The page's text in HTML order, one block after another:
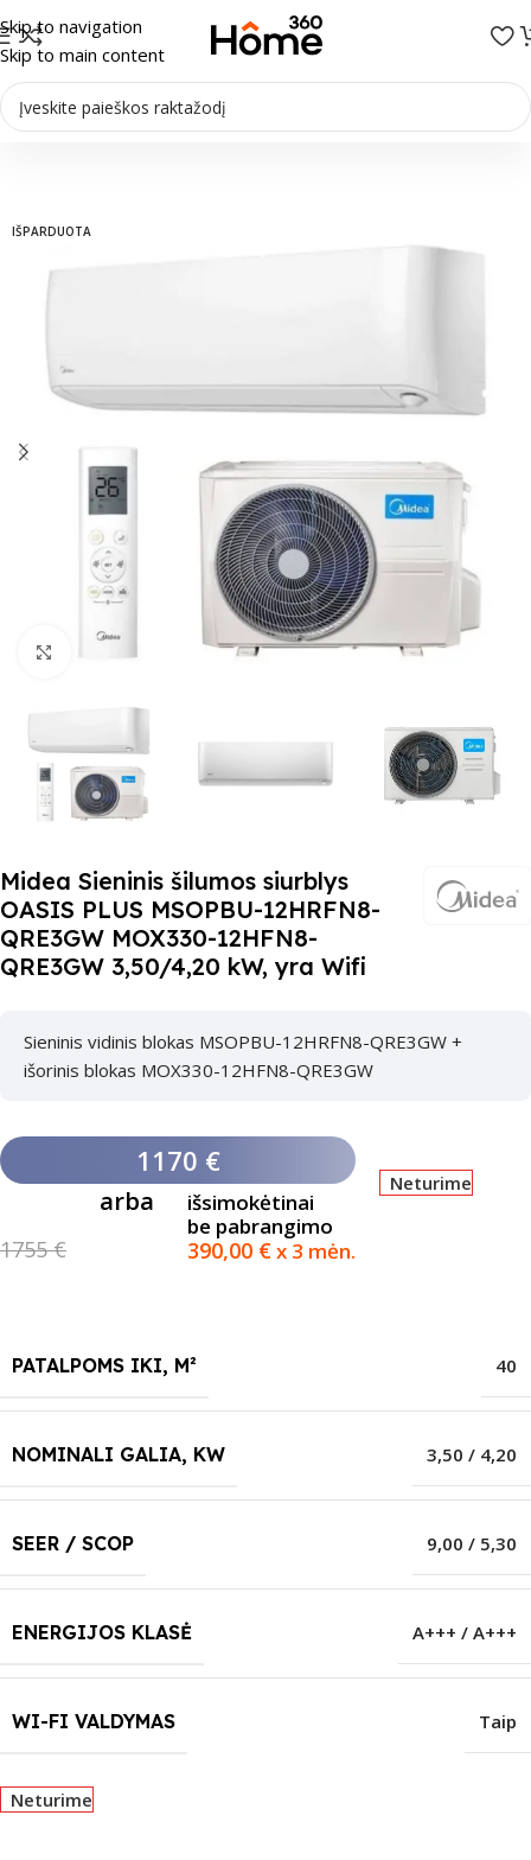
Skip to navigation
Skip to main content
/Šilumos siurbliai/Šilumos siurbliai Oras-oras/Sieniniai šilumos siurbliai
IŠPARDUOTA
Paspauskite čia, kad padidinti
Midea Sieninis šilumos siurblys
OASIS PLUS MSOPBU-12HRFN8-
QRE3GW MOX330-12HFN8-
QRE3GW 3,50/4,20 kW, yra Wifi
Sieninis vidinis blokas MSOPBU-12HRFN8-QRE3GW +
išorinis blokas MOX330-12HFN8-QRE3GW
1170 €
1755 €
arba
išsimokėtinai
be pabrangimo
390,00 €x 3 mėn.
Neturime
PATALPOMS IKI, M² 40
NOMINALI GALIA, KW 3,50 / 4,20
SEER / SCOP 9,00 / 5,30
ENERGIJOS KLASĖ A+++ / A+++
WI-FI VALDYMAS Taip
Neturime